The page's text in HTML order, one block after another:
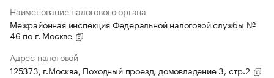
Наименование налогового органа
Межрайонная инспекция Федеральной налоговой службы №
46 по г. Москве
Адрес налоговой
125373, г.Москва, Походный проезд, домовладение 3, стр.2